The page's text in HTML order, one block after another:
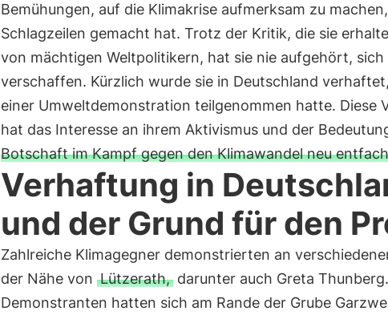
Bemühungen, auf die Klimakrise aufmerksam zu
Schlagzeilen gemacht hat. Trotz der Kritik, die sie
von mächtigen Weltpolitikern, hat sie nie aufgehört, sich
verschaffen. Kürzlich wurde sie in Deutschland
einer Umweltdemonstration teilgenommen hatte. Diese
hat das Interesse an ihrem Aktivismus und der
Botschaft im Kampf gegen den Klimawandel neu
Verhaftung in
und der Grund für den
Zahlreiche Klimagegner demonstrierten an
der Nähe von Lützerath,darunter auch Greta
Demonstranten hatten sich am Rande der Grube